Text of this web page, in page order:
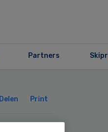
Partners Skipr
Delen Print